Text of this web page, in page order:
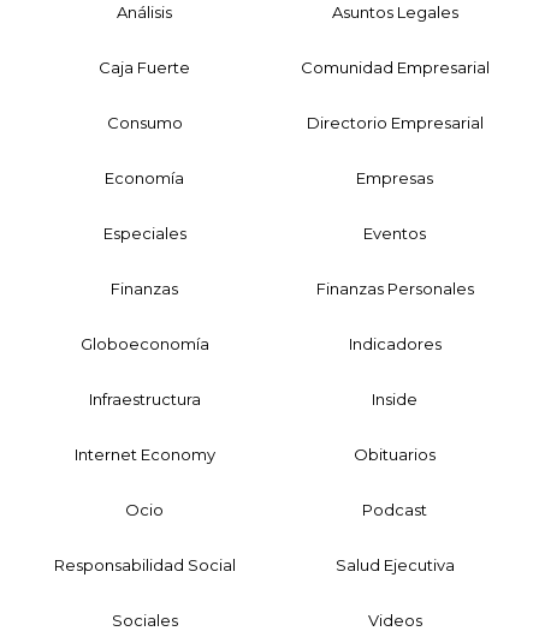
Análisis Asuntos Legales
Caja Fuerte Comunidad Empresarial
Consumo Directorio Empresarial
Economía Empresas
Especiales Eventos
Finanzas Finanzas Personales
Globoeconomía Indicadores
Infraestructura Inside
Internet Economy Obituarios
Ocio Podcast
Responsabilidad Social Salud Ejecutiva
Sociales Videos